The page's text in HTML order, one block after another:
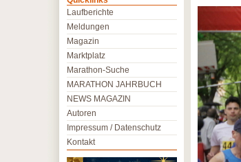
Laufberichte
Meldungen
Magazin
Marktplatz
Marathon-Suche
MARATHON JAHRBUCH
NEWS MAGAZIN
Autoren
Impressum / Datenschutz
Kontakt